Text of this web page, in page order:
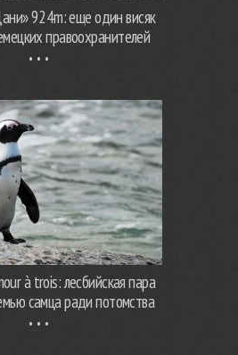
924m: еще один висяк
правоохранителей
à trois: лесбийская пара
самца ради потомства